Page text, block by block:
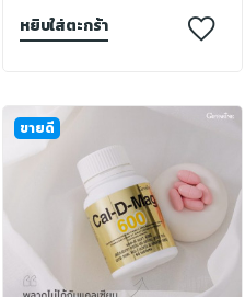
หยิบใส่ตะกร้า
ขายดี